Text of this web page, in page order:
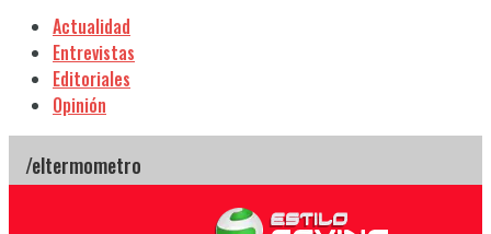
Actualidad
Entrevistas
Editoriales
Opinión